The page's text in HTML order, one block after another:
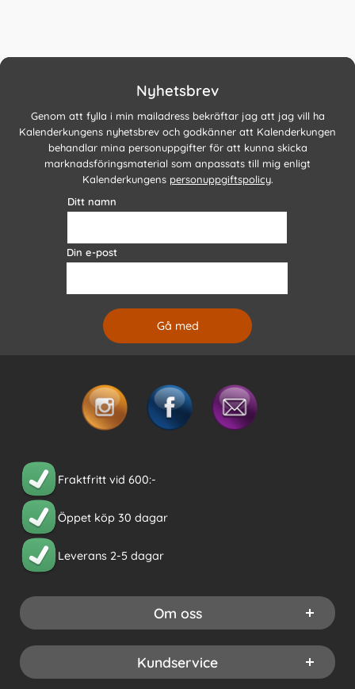
Nyhetsbrev
Genom att fylla i min mailadress bekräftar jag att jag vill ha
Kalenderkungens nyhetsbrev och godkänner att Kalenderkungen
behandlar mina personuppgifter för att kunna skicka
marknadsföringsmaterial som anpassats till mig enligt
Kalenderkungens personuppgiftspolicy.
Ditt namn
Din e-post
Fraktfritt vid 600:-
Öppet köp 30 dagar
Leverans 2-5 dagar
Om oss
Kundservice